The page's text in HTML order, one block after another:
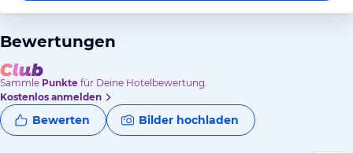
Bewertungen
Sammle Punkte für Deine Hotelbewertung.
Kostenlos anmelden
Bewerten Bilder hochladen